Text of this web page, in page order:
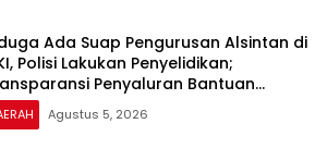
Ada Suap Pengurusan Alsintan di
Polisi Lakukan Penyelidikan;
Penyaluran Bantuan
Jadi Sorotan
Agustus 5, 2026